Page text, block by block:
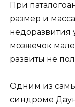
При
размер и
недоразвития
мозжечок
развиты не
Одним из
синдроме